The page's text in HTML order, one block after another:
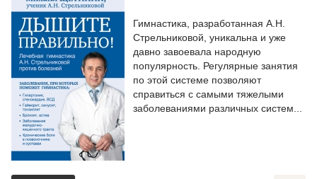
Гимнастика, разработанная А.Н.
Стрельниковой, уникальна и уже
давно завоевала народную
популярность. Регулярные занятия
по этой системе позволяют
справиться с самыми тяжелыми
заболеваниями различных систем...